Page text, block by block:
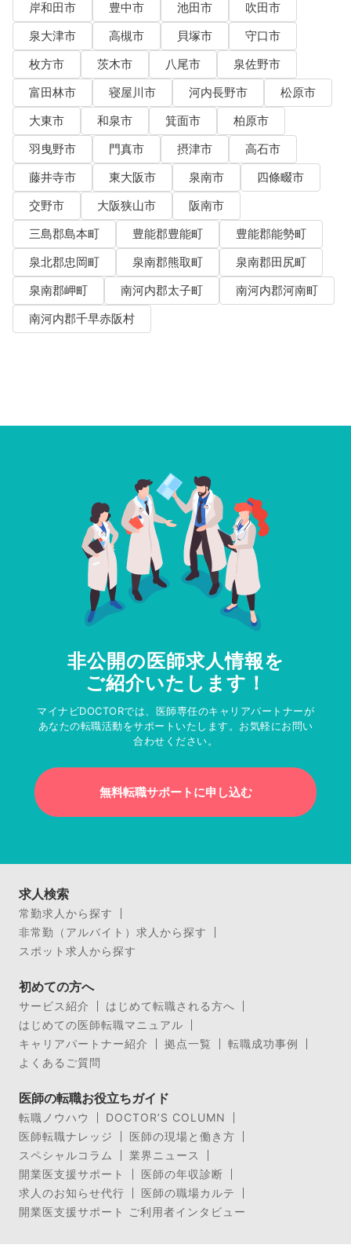
岸和田市
豊中市 池田市
吹田市
泉大津市
高槻市 貝塚市
守口市
枚方市
茨木市 八尾市
泉佐野市
富田林市
寝屋川市 河内長野市
松原市
大東市
和泉市 箕面市
柏原市
羽曳野市
門真市 摂津市
高石市
藤井寺市
東大阪市 泉南市
四條畷市
交野市
大阪狭山市
阪南市
三島郡島本町
豊能郡豊能町
豊能郡能勢町
泉北郡忠岡町
泉南郡熊取町
泉南郡田尻町
泉南郡岬町
南河内郡太子町
南河内郡河南町
南河内郡千早赤阪村
非公開の医師求人情報を
ご紹介いたします！
マイナビDOCTORでは、医師専任のキャリアパートナーが
あなたの転職活動をサポートいたします。お気軽にお問い
合わせください。
無料転職サポートに申し込む
求人検索
常勤求人から探す
非常勤（アルバイト）求人から探す
スポット求人から探す
初めての方へ
サービス紹介
はじめて転職される方へ
はじめての医師転職マニュアル
キャリアパートナー紹介
拠点一覧
転職成功事例
よくあるご質問
医師の転職お役立ちガイド
転職ノウハウ
DOCTOR’S COLUMN
医師転職ナレッジ
医師の現場と働き方
スペシャルコラム
業界ニュース
開業医支援サポート
医師の年収診断
求人のお知らせ代行
医師の職場カルテ
開業医支援サポート ご利用者インタビュー